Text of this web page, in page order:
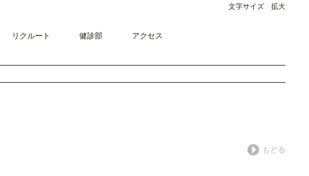
リクルート 健診部 アクセス
文字サイズ 拡大
もどる